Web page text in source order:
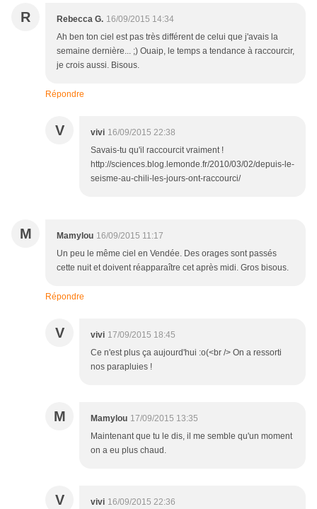
R Rebecca G. 16/09/2015 14:34
Ah ben ton ciel est pas très différent de celui que j'avais la
semaine dernière... ;) Ouaip, le temps a tendance à raccourcir,
je crois aussi. Bisous.
Répondre
V vivi 16/09/2015 22:38
Savais-tu qu'il raccourcit vraiment !
http://sciences.blog.lemonde.fr/2010/03/02/depuis-le-
seisme-au-chili-les-jours-ont-raccourci/
M Mamylou 16/09/2015 11:17
Un peu le même ciel en Vendée. Des orages sont passés
cette nuit et doivent réapparaître cet après midi. Gros bisous.
Répondre
V vivi 17/09/2015 18:45
Ce n'est plus ça aujourd'hui :o(<br /> On a ressorti
nos parapluies !
M Mamylou 17/09/2015 13:35
Maintenant que tu le dis, il me semble qu'un moment
on a eu plus chaud.
V vivi 16/09/2015 22:36